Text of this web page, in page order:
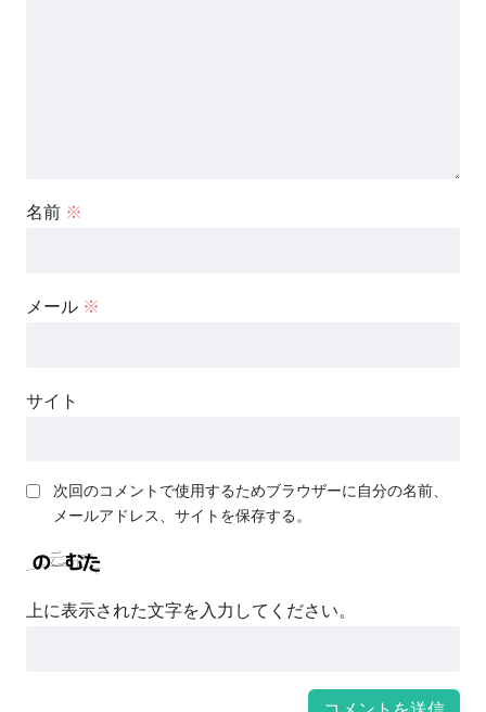
名前 ※
メール ※
サイト
次回のコメントで使用するためブラウザーに自分の名前、
メールアドレス、サイトを保存する。
上に表示された文字を入力してください。